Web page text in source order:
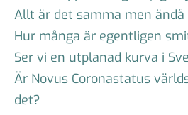
Allt är det samma men ändå
Hur många är egentligen
Ser vi en utplanad kurva i
Är Novus Coronastatus
det?